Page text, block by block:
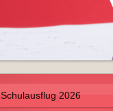
Schulausflug 2026